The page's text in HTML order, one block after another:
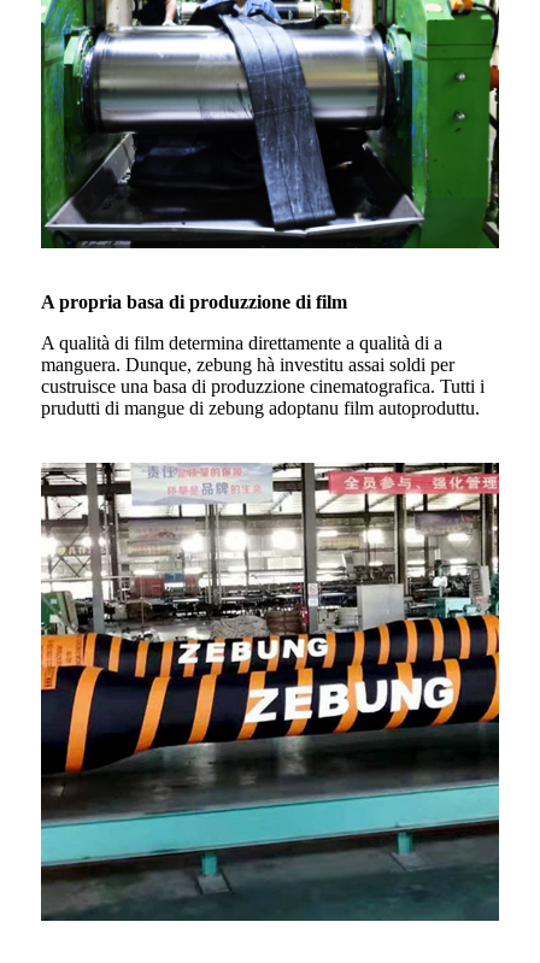
A propria basa di produzzione di film
A qualità di film determina direttamente a qualità di a
manguera. Dunque, zebung hà investitu assai soldi per
custruisce una basa di produzzione cinematografica. Tutti i
prudutti di mangue di zebung adoptanu film autoproduttu.